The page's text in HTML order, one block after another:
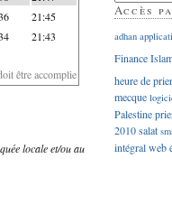
21:45
21:43
être accomplie
locale et/ou au
Accès
adhan
Finance
heure de
mecque
Palestine
2010salat
intégralweb